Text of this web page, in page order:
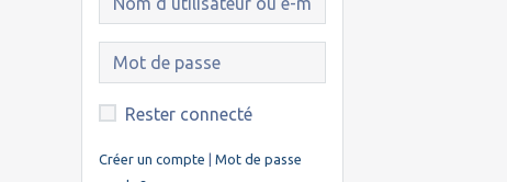
Rester connecté
Créer un compte
Mot de passe